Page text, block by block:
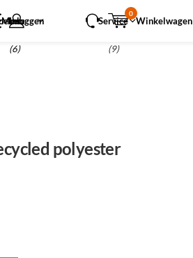
Inloggen
(6)
Menu Service Winkelwagen
0
(9)
polyester